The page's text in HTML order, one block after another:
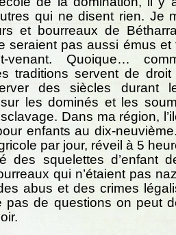
qui ne disent rien. Je
et bourreaux de
seraient pas aussi émus
venant. Quoique…
traditions servent de
des siècles durant
les dominés et les
Dans ma région,
enfants au dix-
par jour, réveil à 5
des squelettes d’enfant
qui n’étaient pas
abus et des crimes
pas de questions on peut